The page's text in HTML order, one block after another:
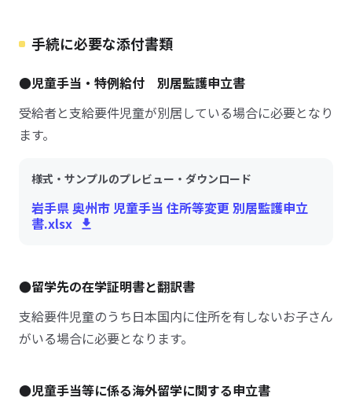
手続に必要な添付書類
●児童手当・特例給付 別居監護申立書
受給者と支給要件児童が別居している場合に必要となり
ます。
様式・サンプルのプレビュー・ダウンロード
岩手県 奥州市 児童手当 住所等変更 別居監護申立
書.xlsx
●留学先の在学証明書と翻訳書
支給要件児童のうち日本国内に住所を有しないお子さん
がいる場合に必要となります。
●児童手当等に係る海外留学に関する申立書